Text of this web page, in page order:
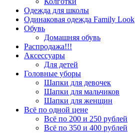
Одежда для школы
Одинаковая одежда Family Look
Обувь
Домашняя обувь
Распродажа!!!
Аксессуары
Для детей
Головные уборы
Шапки для девочек
Шапки для мальчиков
Шапки для женщин
Всё по одной цене
Всё по 200 и 250 рублей
Всё по 350 и 400 рублей